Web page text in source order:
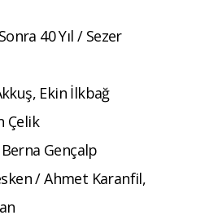
40 Yıl / Sezer
Ekin İlkbağ
Çelik
Gençalp
/ Ahmet Karanfil,